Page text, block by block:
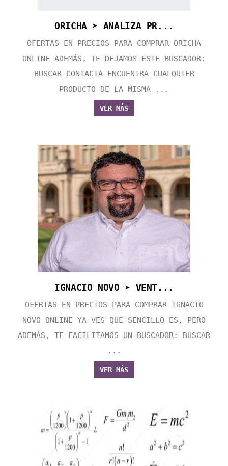
ORICHA ➤ ANALIZA PR...
OFERTAS EN PRECIOS PARA COMPRAR ORICHA
ONLINE ADEMÁS, TE DEJAMOS ESTE BUSCADOR:
BUSCAR CONTACTA ENCUENTRA CUALQUIER
PRODUCTO DE LA MISMA ...
VER MÁS
IGNACIO NOVO ➤ VENT...
OFERTAS EN PRECIOS PARA COMPRAR IGNACIO
NOVO ONLINE YA VES QUE SENCILLO ES, PERO
ADEMÁS, TE FACILITAMOS UN BUSCADOR: BUSCAR
...
VER MÁS